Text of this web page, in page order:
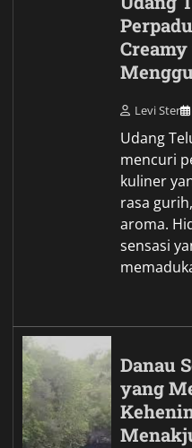
Levi Ster
Udang
mencuri
kuliner
rasa
aroma.
sensasi
Danau
yang